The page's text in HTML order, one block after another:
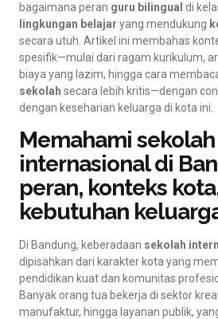
bagaimana peran guru bilingual di
lingkungan belajar yang mendukung
secara utuh. Artikel ini membahas
spesifik—mulai dari ragam kurikulum,
biaya yang lazim, hingga cara
sekolah secara lebih kritis—dengan
dengan keseharian keluarga di kota ini.
Memahami sekolah
internasional di
peran, konteks
kebutuhan
Di Bandung, keberadaan sekolah
dipisahkan dari karakter kota yang
pendidikan kuat dan komunitas
Banyak orang tua bekerja di sektor
manufaktur, hingga layanan publik,